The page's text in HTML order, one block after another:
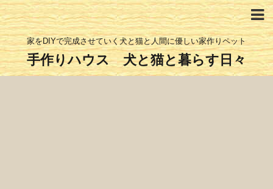
家をDIYで完成させていく犬と猫と人間に優しい家作りペット
手作りハウス 犬と猫と暮らす日々